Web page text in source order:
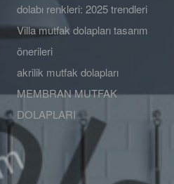
dolabı renkleri: 2025 trendleri
Villa mutfak dolapları tasarım
önerileri
akrilik mutfak dolapları
MEMBRAN MUTFAK
DOLAPLARI